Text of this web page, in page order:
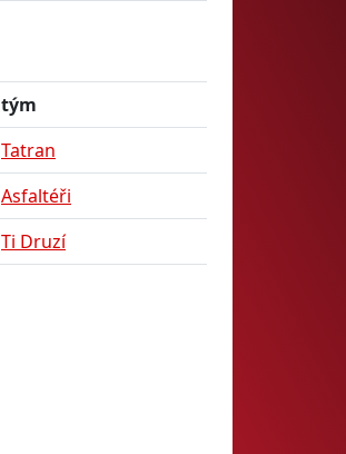
tým
Tatran
Asfaltéři
Ti Druzí